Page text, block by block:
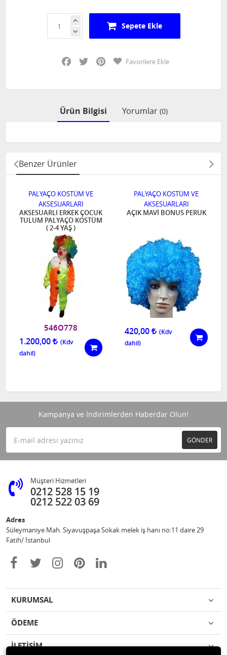
Sepete Ekle
Facebook
Twitter PinterestFavorilere Ekle
Ürün Bilgisi Yorumlar (0)
Benzer Ürünler
PALYAÇO KOSTÜM VE
AKSESUARLARI
AKSESUARLI ERKEK ÇOCUK
TULUM PALYAÇO KOSTÜM
( 2-4 YAŞ )
546O778
1.200,00
PALYAÇO KOSTÜM VE
AKSESUARLARI
AÇIK MAVİ BONUS PERUK
420,00
Kampanya ve İndirimlerden Haberdar Olun!
GÖNDER
Müşteri Hizmetleri
0212 528 15 19
0212 522 03 69
Adres
Süleymaniye Mah. Siyavuşpaşa Sokak melek iş hanı no:11 daire 29
Fatih/ İstanbul
KURUMSAL
ÖDEME
İLETİŞİM